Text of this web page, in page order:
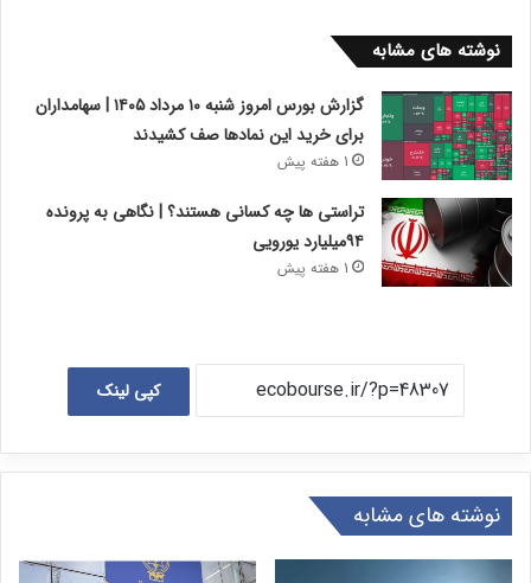
نوشته های مشابه
گزارش بورس امروز شنبه ۱۰ مرداد ۱۴۰۵ | سهامداران
برای خرید این نمادها صف کشیدند
1 هفته پیش
تراستی ها چه کسانی هستند؟ | نگاهی به پرونده
۹۴میلیارد یورویی
1 هفته پیش
کپی لینک
نوشته های مشابه